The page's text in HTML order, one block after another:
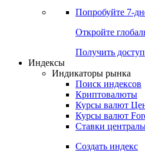
Попробуйте 7-
Откройте
Получить доступ
Индексы
Индикаторы рынка
Поиск индексов
Криптовалюты
Курсы валют
Курсы валют
Ставки
Создать индекс